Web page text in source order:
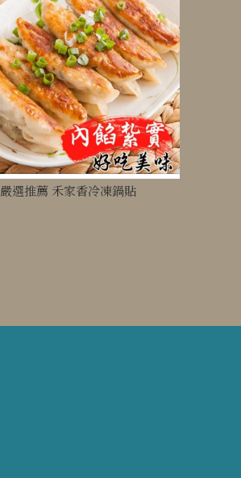
嚴選推薦 禾家香冷凍鍋貼